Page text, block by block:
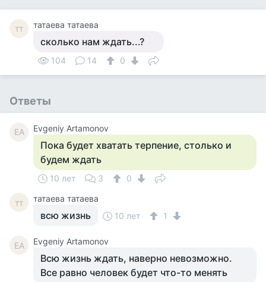
тт татаева татаева
сколько нам ждать...?
104 14 0
Ответы
EA Evgeniy Artamonov
Пока будет хватать терпение, столько и
будем ждать
10 лет 3 0
тт татаева татаева
всю жизнь 10 лет 1
EA Evgeniy Artamonov
Всю жизнь ждать, наверно невозможно.
Все равно человек будет что-то менять